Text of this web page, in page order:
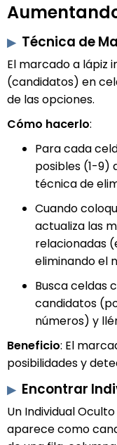
Técnica de
El marcado a lápiz
(candidatos) en
de las opciones.
Cómo hacerlo:
Para cada
posibles (1-9)
técnica de
Cuando
actualiza las
relacionadas
eliminando el
Busca celdas
candidatos
números) y
Beneficio: El
posibilidades y
Encontrar
Un Individual
aparece como